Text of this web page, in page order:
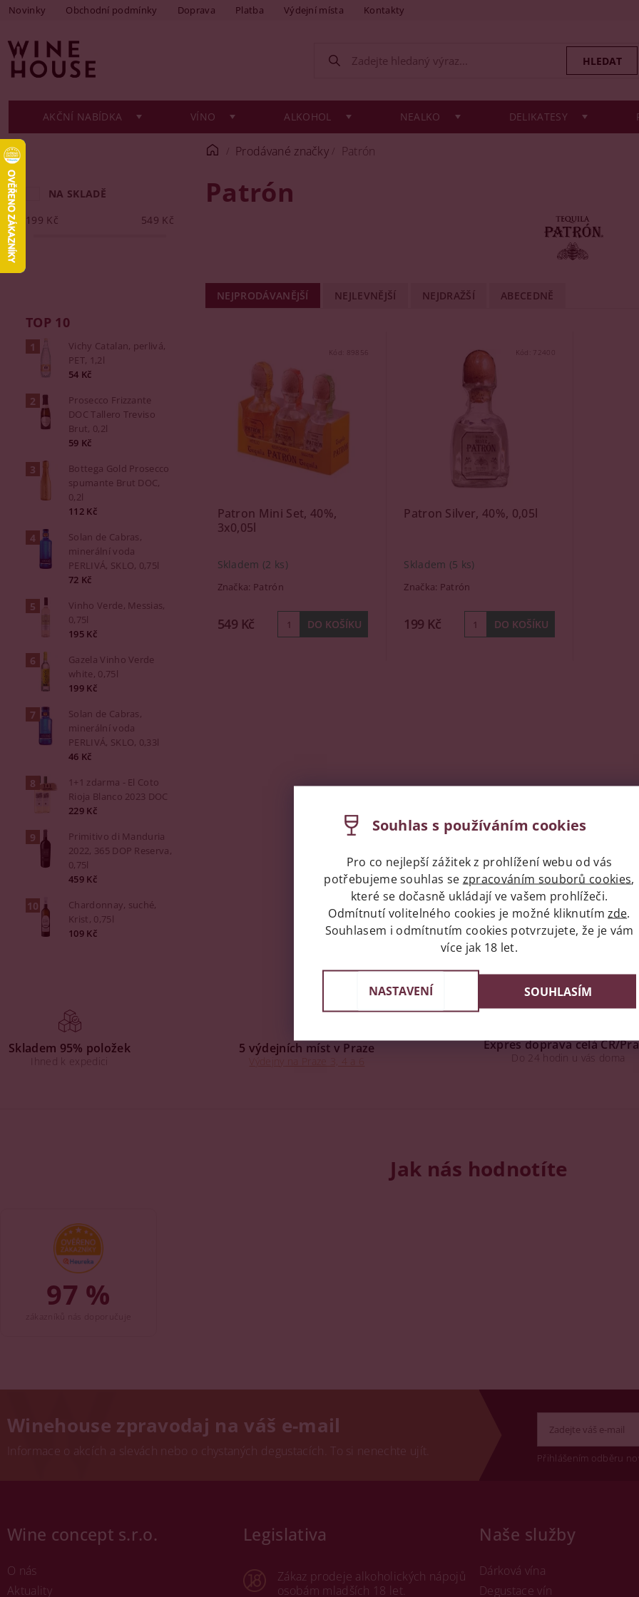
Novinky Obchodní podmínky Doprava Platba Výdejní místa Kontakty
AKČNÍ NABÍDKA VÍNO ALKOHOL NEALKO DELIKATESY
NA SKLADĚ
199 Kč 549 Kč
TOP 10
Vichy Catalan, perlivá,
PET, 1,2l
54 Kč
Prosecco Frizzante
DOC Tallero Treviso
Brut, 0,2l
59 Kč
Bottega Gold Prosecco
spumante Brut DOC,
0,2l
112 Kč
Solan de Cabras,
minerální voda
PERLIVÁ, SKLO, 0,75l
72 Kč
Vinho Verde, Messias,
0,75l
195 Kč
Gazela Vinho Verde
white, 0,75l
199 Kč
Solan de Cabras,
minerální voda
PERLIVÁ, SKLO, 0,33l
46 Kč
1+1 zdarma - El Coto
Rioja Blanco 2023 DOC
229 Kč
Primitivo di Manduria
2022, 365 DOP Reserva,
0,75l
459 Kč
Chardonnay, suché,
Krist, 0,75l
109 Kč
Prodávané značky Patrón
Patrón
NEJPRODÁVANĚJŠÍ NEJLEVNĚJŠÍ NEJDRAŽŠÍ ABECEDNĚ
Kód: 89856
Patron Mini Set, 40%,
3x0,05l
Skladem (2 ks)
Značka: Patrón
549 Kč
Kód: 72400
Patron Silver, 40%, 0,05l
Skladem (5 ks)
Značka: Patrón
199 Kč
Skladem 95% položek
Ihned k expedici
5 výdejních míst v Praze
Výdejny na Praze 3, 4 a 6
Expres doprava celá ČR/
Do 24 hodin u vás doma
Jak nás hodnotíte
97 %
Winehouse zpravodaj na váš e-mail
Informace o akcích a slevách nebo o chystaných degustacích. To si nenechte ujít. Přihlášením odběru
Wine concept s.r.o.
O nás
Aktuality
Legislativa
Zákaz prodeje alkoholických nápojů
osobám mladších 18 let.
Naše služby
Dárková vína
Degustace vín
Souhlas s používáním cookies
Pro co nejlepší zážitek z prohlížení webu od vás
potřebujeme souhlas se zpracováním souborů cookies,
které se dočasně ukládají ve vašem prohlížeči.
Odmítnutí volitelného cookies je možné kliknutímzde.
Souhlasem i odmítnutím cookies potvrzujete, že je vám
více jak 18 let.
NASTAVENÍ SOUHLASÍM